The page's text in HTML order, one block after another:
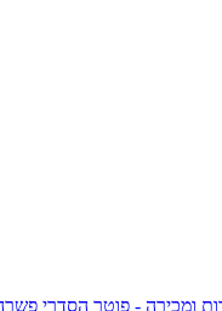
ומכירה - פוטר הסדרי פשרה